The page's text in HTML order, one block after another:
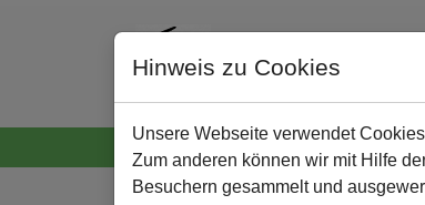
Sie sind hier:
Hinweis zu Cookies
Unsere Webseite verwendet
Zum anderen können wir mit Hilfe
Besuchern gesammelt und